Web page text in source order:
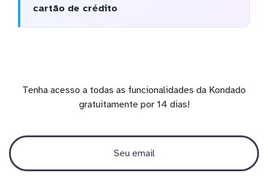
cartão de crédito
Tenha acesso a todas as funcionalidades da Kondado
gratuitamente por 14 dias!